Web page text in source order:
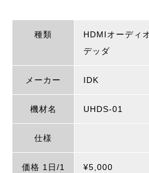
種類
HDMIオーディ
デッダ
メーカー IDK
機材名 UHDS-01
仕様
価格 1日/1
¥5,000